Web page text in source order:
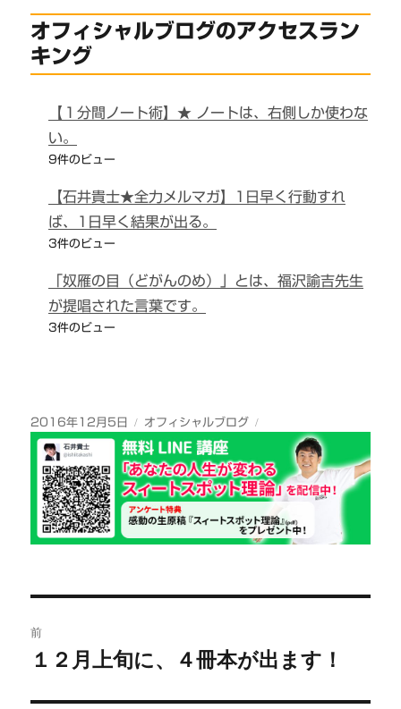
オフィシャルブログのアクセスラン
キング
【１分間ノート術】★ ノートは、右側しか使わな
い。
9件のビュー
【石井貴士★全力メルマガ】1日早く行動すれ
ば、1日早く結果が出る。
3件のビュー
「奴雁の目（どがんのめ）」とは、福沢諭吉先生
が提唱された言葉です。
3件のビュー
投
稿
2016年12月5日
カ
テ
ゴ
リ
ー
オフィシャルブログ
稿
前
前
１２月上旬に、４冊本が出ます！